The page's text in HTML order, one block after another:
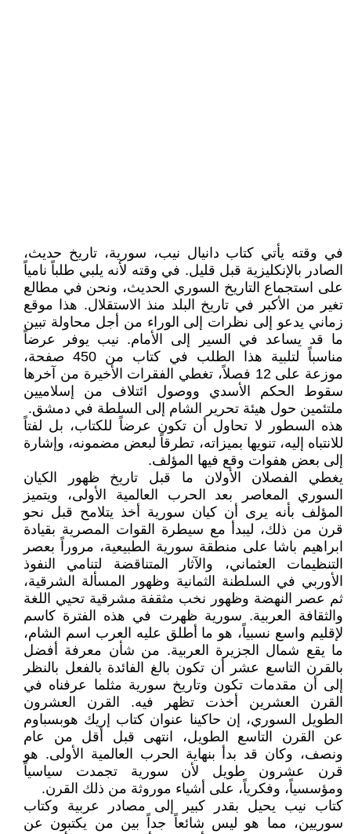
في وقته يأتي كتاب دانيال نيب، سورية، تاريخ حديث،
الصادر بالإنكليزية قبل قليل. في وقته لأنه يلبي طلباً نامياً
على استجماع التاريخ السوري الحديث، ونحن في مطالع
تغير من الأكبر في تاريخ البلد منذ الاستقلال. هذا موقع
زماني يدعو إلى نظرات إلى الوراء من أجل محاولة تبين
ما قد يساعد في السير إلى الأمام. نيب يوفر عرضاً
مناسباً لتلبية هذا الطلب في كتاب من 450 صفحة،
موزعة على 12 فصلاً، تغطي الفقرات الأخيرة من آخرها
سقوط الحكم الأسدي ووصول ائتلاف من إسلاميين
ملتئمين حول هيئة تحرير الشام إلى السلطة في دمشق.
هذه السطور لا تحاول أن تكون عرضاً للكتاب، بل لفتاً
للانتباه إليه، تنويها بميزاته، تطرقاً لبعض مضمونه، وإشارة
إلى بعض هفوات وقع فيها المؤلف.
يغطي الفصلان الأولان ما قبل تاريخ ظهور الكيان
السوري المعاصر بعد الحرب العالمية الأولى، ويتميز
المؤلف بأنه يرى أن كيان سورية أخذ يتلامح قبل نحو
قرن من ذلك، ليبدأ مع سيطرة القوات المصرية بقيادة
ابراهيم باشا على منطقة سورية الطبيعية، مروراً بعصر
التنظيمات العثماني، والآثار المتناقضة لتنامي النفوذ
الأوربي في السلطنة الثمانية وظهور المسألة الشرقية،
ثم عصر النهضة وظهور نخب مثقفة مشرقية تحيي اللغة
والثقافة العربية. سورية ظهرت في هذه الفترة كاسم
لإقليم واسع نسبياً، هو ما أطلق عليه العرب اسم الشام،
ما يقع شمال الجزيرة العربية. من شأن معرفة أفضل
بالقرن التاسع عشر أن تكون بالغ الفائدة بالفعل بالنظر
إلى أن مقدمات تكون وتاريخ سورية مثلما عرفناه في
القرن العشرين أخذت تظهر فيه. القرن العشرون
الطويل السوري، إن حاكينا عنوان كتاب إريك هوبسباوم
عن القرن التاسع الطويل، انتهى قبل أقل من عام
ونصف، وكان قد بدأ بنهاية الحرب العالمية الأولى. هو
قرن عشرون طويل لأن سورية تجمدت سياسياً
ومؤسسياً، وفكرياً، على أشياء موروثة من ذلك القرن.
كتاب نيب يحيل بقدر كبير إلى مصادر عربية وكتاب
سوريين، مما هو ليس شائعاً جداً بين من يكتبون عن